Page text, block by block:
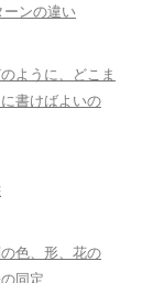
ーンの違い
ように、どこま
書けばよいの
色、形、花の
同定